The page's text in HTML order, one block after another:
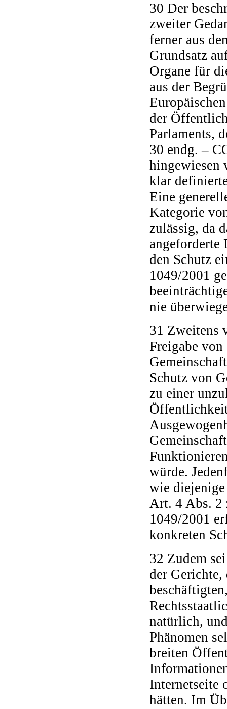
30 Der
zweiter
ferner aus
Grundsatz
Organe für
aus der
der
Parlaments,
30 endg. –
hingewiesen
klar
Eine
Kategorie
zulässig, da
angeforderte
den Schutz
1049/2001
nie
31 Zweitens
Freigabe
Schutz von
zu einer
würde.
wie diejenige
Art. 4 Abs. 2
1049/2001
konkreten
32 Zudem
der
natürlich,
Phänomen
breiten
Internetseite
hätten. Im